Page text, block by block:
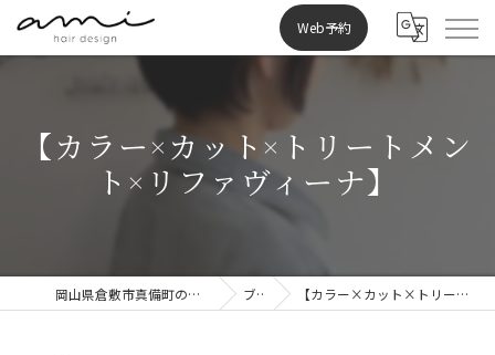
Web予約
【カラー×カット×トリートメン
ト×リファヴィーナ】
岡山県倉敷市真備町の美容室ならami hair design ブログ 【カラー×カット×トリートメント×リファヴィーナ】